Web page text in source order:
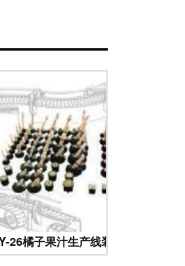
的笼养鸡鸭及其副产品禽蛋,五
26橘子果汁生产线装机械配件设